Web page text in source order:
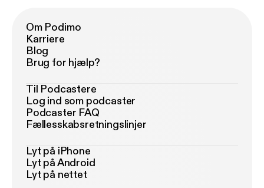
Om Podimo
Karriere
Blog
Brug for hjælp?
Til Podcastere
Log ind som podcaster
Podcaster FAQ
Fællesskabsretningslinjer
Lyt på iPhone
Lyt på Android
Lyt på nettet